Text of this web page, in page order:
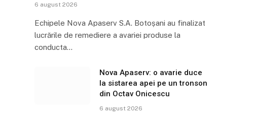
6 august 2026
Echipele Nova Apaserv S.A. Botoșani au finalizat
lucrările de remediere a avariei produse la
conducta…
Nova Apaserv: o avarie duce
la sistarea apei pe un tronson
din Octav Onicescu
6 august 2026